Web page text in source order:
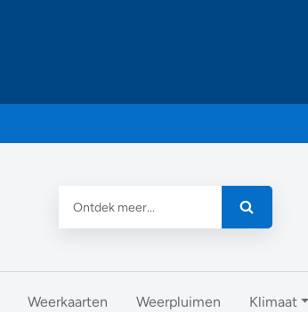
Weerkaarten Weerpluimen Klimaat